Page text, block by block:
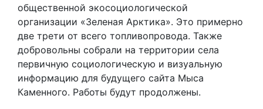
общественной экосоциологической
организации «Зеленая Арктика». Это примерно
две трети от всего топливопровода. Также
добровольны собрали на территории села
первичную социологическую и визуальную
информацию для будущего сайта Мыса
Каменного. Работы будут продолжены.